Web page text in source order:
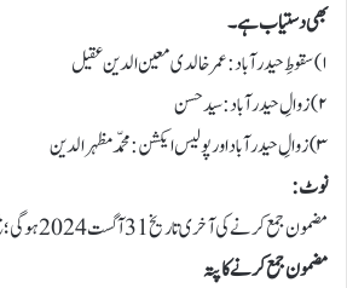
بھی دستیاب ہے۔
۱)سقوطِ حیدرآباد: عمر خالدی معین الدین عقیل
۲)زوالِ حیدرآباد: سید حسن
۳)زوالِ حیدرآباد اور پولیس ایکشن: محمّد مظہرالدین
نوٹ:
مضمون جمع کرنے کی آخری تاریخ 31 آگست 2024 ہوگی؛جج کا فیصلہ آخری فیصلہ ہوگا۔
مضمون جمع کرنے کا پتہ